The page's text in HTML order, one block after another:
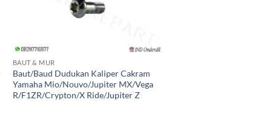
BAUT & MUR
Baut/Baud Dudukan Kaliper Cakram
Yamaha Mio/Nouvo/Jupiter MX/Vega
R/F1ZR/Crypton/X Ride/Jupiter Z